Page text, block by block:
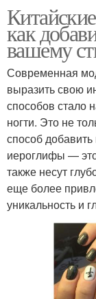
как
вашему
Современная
выразить свою
способов стало
ногти. Это не
способ
иероглифы —
также несут
еще более
уникальность и